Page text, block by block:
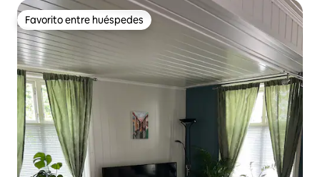
Favorito entre huéspedes
Favorito entre huéspedes